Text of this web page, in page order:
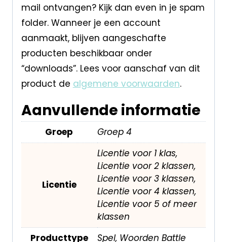
mail ontvangen? Kijk dan even in je spam
folder. Wanneer je een account
aanmaakt, blijven aangeschafte
producten beschikbaar onder
“downloads”. Lees voor aanschaf van dit
product de algemene voorwaarden.
Aanvullende informatie
Groep Groep 4
Licentie
Licentie voor 1 klas,
Licentie voor 2 klassen,
Licentie voor 3 klassen,
Licentie voor 4 klassen,
Licentie voor 5 of meer
klassen
Producttype
Spel, Woorden Battle